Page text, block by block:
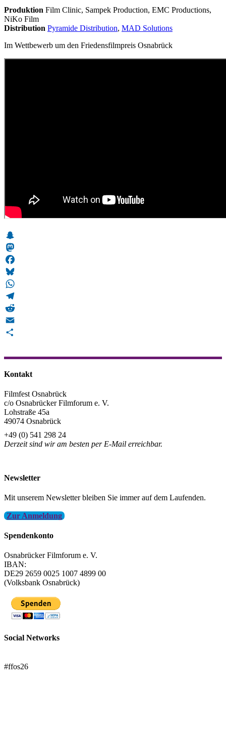
Produktion Film Clinic, Sampek Production, EMC Productions,
NiKo Film
Distribution Pyramide Distribution, MAD Solutions
Im Wettbewerb um den Friedensfilmpreis Osnabrück
Snapchat
Mastodon
Facebook
Bluesky
WhatsApp
Telegram
Reddit
Email
Kontakt
Filmfest Osnabrück
c/o Osnabrücker Filmforum e. V.
Lohstraße 45a
49074 Osnabrück
+49 (0) 541 298 24
Derzeit sind wir am besten per E-Mail erreichbar.
Newsletter
Mit unserem Newsletter bleiben Sie immer auf dem Laufenden.
Zur Anmeldung
Spendenkonto
Osnabrücker Filmforum e. V.
IBAN:
DE29 2659 0025 1007 4899 00
(Volksbank Osnabrück)
Social Networks
#ffos26